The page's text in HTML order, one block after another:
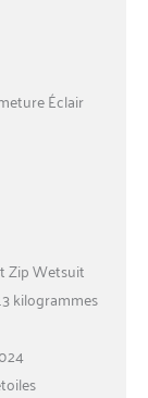
Éclair
Zip Wetsuit
kilogrammes